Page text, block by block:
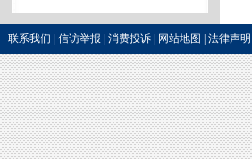
联系我们 信访举报 消费投诉 网站地图 法律声明